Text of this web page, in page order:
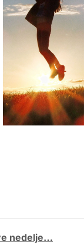
nedelje…